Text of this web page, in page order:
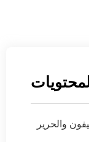
والحرير